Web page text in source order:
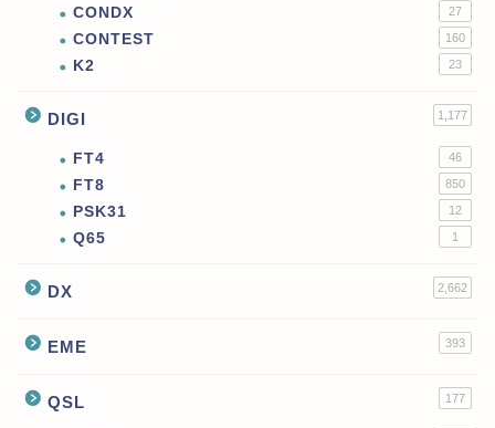
CONDX 27
CONTEST 160
K2 23
DIGI 1,177
FT4 46
FT8 850
PSK31 12
Q65 1
DX 2,662
EME 393
QSL 177